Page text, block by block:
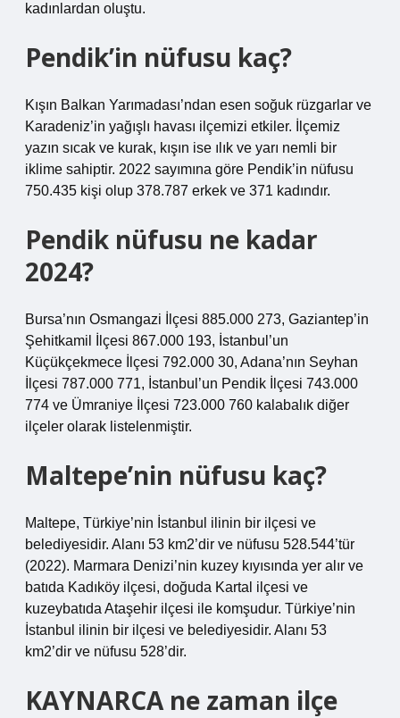
kadınlardan oluştu.
Pendik’in nüfusu kaç?
Kışın Balkan Yarımadası’ndan esen soğuk rüzgarlar ve
Karadeniz’in yağışlı havası ilçemizi etkiler. İlçemiz
yazın sıcak ve kurak, kışın ise ılık ve yarı nemli bir
iklime sahiptir. 2022 sayımına göre Pendik’in nüfusu
750.435 kişi olup 378.787 erkek ve 371 kadındır.
Pendik nüfusu ne kadar
2024?
Bursa’nın Osmangazi İlçesi 885.000 273, Gaziantep’in
Şehitkamil İlçesi 867.000 193, İstanbul’un
Küçükçekmece İlçesi 792.000 30, Adana’nın Seyhan
İlçesi 787.000 771, İstanbul’un Pendik İlçesi 743.000
774 ve Ümraniye İlçesi 723.000 760 kalabalık diğer
ilçeler olarak listelenmiştir.
Maltepe’nin nüfusu kaç?
Maltepe, Türkiye’nin İstanbul ilinin bir ilçesi ve
belediyesidir. Alanı 53 km2’dir ve nüfusu 528.544’tür
(2022). Marmara Denizi’nin kuzey kıyısında yer alır ve
batıda Kadıköy ilçesi, doğuda Kartal ilçesi ve
kuzeybatıda Ataşehir ilçesi ile komşudur. Türkiye’nin
İstanbul ilinin bir ilçesi ve belediyesidir. Alanı 53
km2’dir ve nüfusu 528’dir.
KAYNARCA ne zaman ilçe